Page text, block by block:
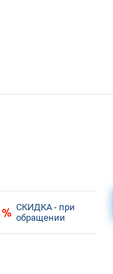
СКИДКА - при
обращении